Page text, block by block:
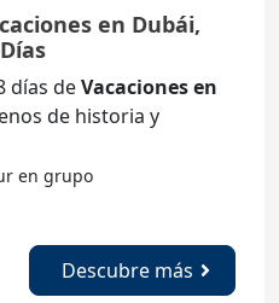
en Dubái,
días deVacaciones en
de historia y
en grupo
Descubre más